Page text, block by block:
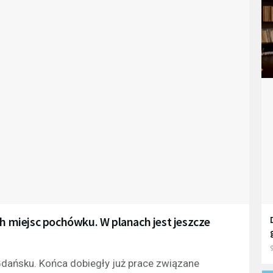
miejsc pochówku. W planach jest jeszcze
Końca dobiegły już prace związane